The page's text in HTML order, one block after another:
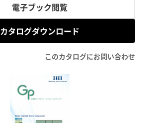
電子ブック閲覧
カタログダウンロード
このカタログにお問い合わせ